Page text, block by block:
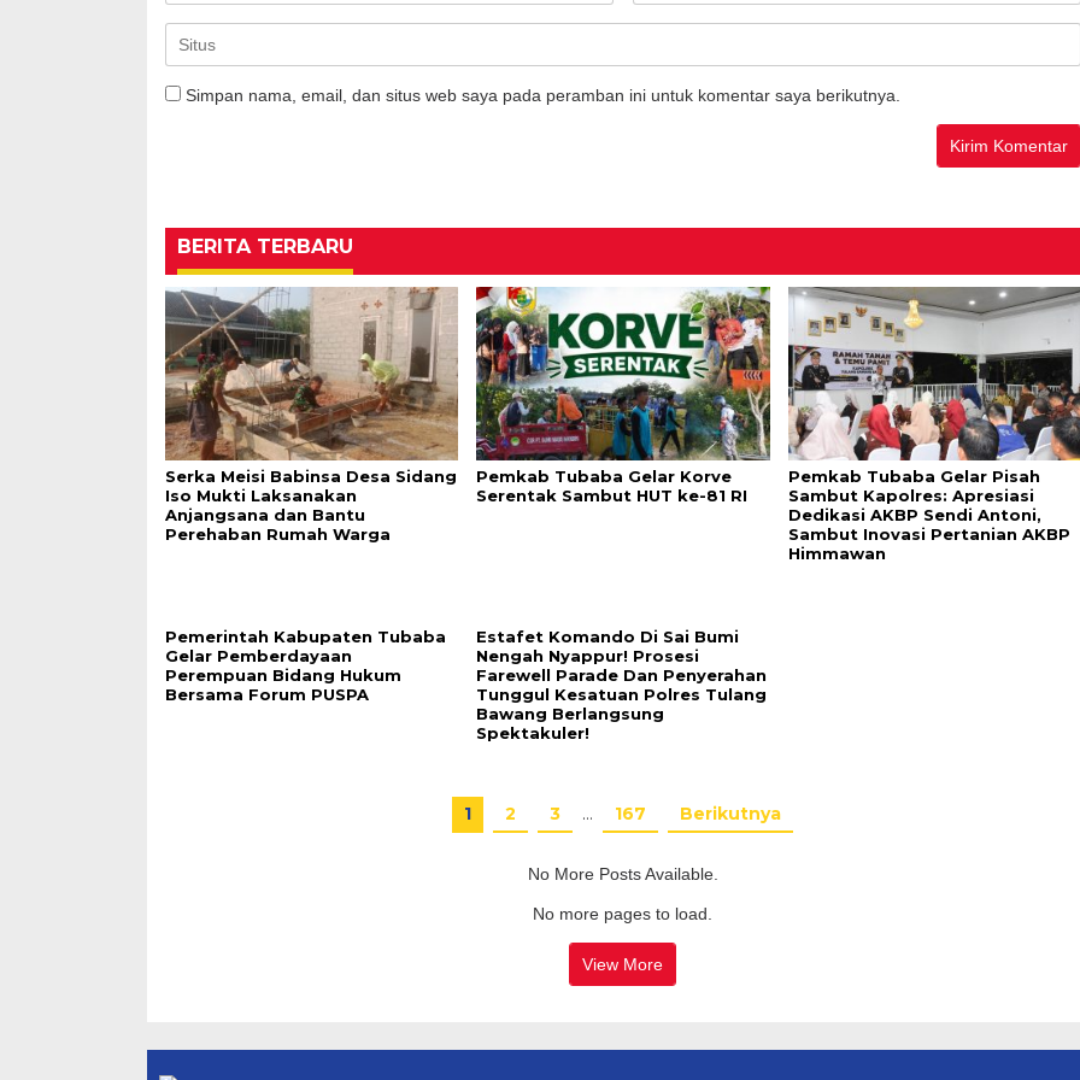
Simpan nama, email, dan situs web saya pada peramban ini untuk komentar saya berikutnya.
BERITA TERBARU
Serka Meisi Babinsa Desa Sidang
Iso Mukti Laksanakan
Anjangsana dan Bantu
Perehaban Rumah Warga
Pemkab Tubaba Gelar Korve
Serentak Sambut HUT ke-81 RI
Pemkab Tubaba Gelar Pisah
Sambut Kapolres: Apresiasi
Dedikasi AKBP Sendi Antoni,
Sambut Inovasi Pertanian AKBP
Himmawan
Pemerintah Kabupaten Tubaba
Gelar Pemberdayaan
Perempuan Bidang Hukum
Bersama Forum PUSPA
Estafet Komando Di Sai Bumi
Nengah Nyappur! Prosesi
Farewell Parade Dan Penyerahan
Tunggul Kesatuan Polres Tulang
Bawang Berlangsung
Spektakuler!
1 2 3 … 167 Berikutnya
No More Posts Available.
No more pages to load.
View More